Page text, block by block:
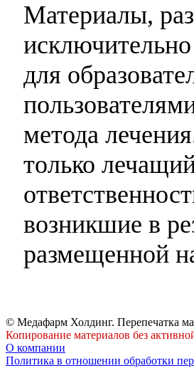
Материалы,
для
метода
только
возникшие в
размещенной
© Медафарм Холдинг. Перепечатка
Копирование материалов без
О компании
Политика в отношении обработки